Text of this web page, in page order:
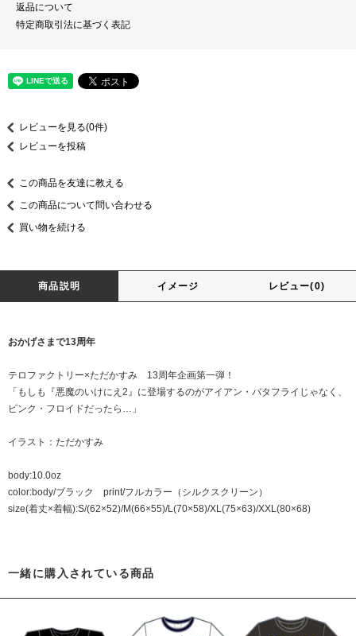
返品について
特定商取引法に基づく表記
レビューを見る(0件)
レビューを投稿
この商品を友達に教える
この商品について問い合わせる
買い物を続ける
商品説明 イメージ レビュー(0)
おかげさまで13周年
テロファクトリー×ただかすみ 13周年企画第一弾！
「もしも『悪魔のいけにえ2』に登場するのがアイアン・バタフライじゃなく、
ピンク・フロイドだったら…」
イラスト：ただかすみ
body:10.0oz
color:body/ブラック print/フルカラー（シルクスクリーン）
size(着丈×着幅):S/(62×52)/M(66×55)/L(70×58)/XL(75×63)/XXL(80×68)
一緒に購入されている商品